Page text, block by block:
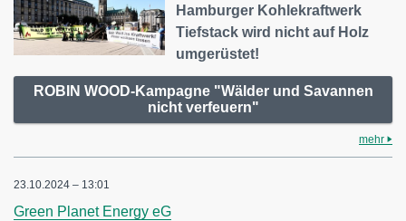
Hamburger Kohlekraftwerk
Tiefstack wird nicht auf Holz
umgerüstet!
ROBIN WOOD-Kampagne "Wälder und Savannen
nicht verfeuern"
mehr
23.10.2024 – 13:01
Green Planet Energy eG